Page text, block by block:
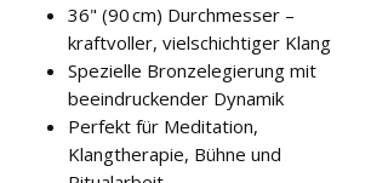
36" (90 cm) Durchmesser –
kraftvoller, vielschichtiger Klang
Spezielle Bronzelegierung mit
beeindruckender Dynamik
Perfekt für Meditation,
Klangtherapie, Bühne und